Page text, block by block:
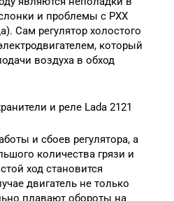
и проблемы с РХХ
Сам регулятор холостого
который
воздуха в обход
и реле Lada 2121
и сбоев регулятора, а
количества грязи и
ход становится
двигатель не только
плавают обороты на